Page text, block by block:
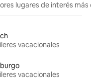
lugares de interés más
vacacionales
vacacionales